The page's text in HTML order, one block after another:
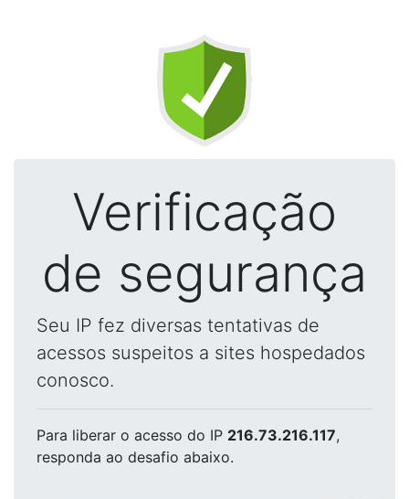
Verificação
de segurança
Seu IP fez diversas tentativas de
acessos suspeitos a sites hospedados
conosco.
Para liberar o acesso do IP 216.73.216.117,
responda ao desafio abaixo.